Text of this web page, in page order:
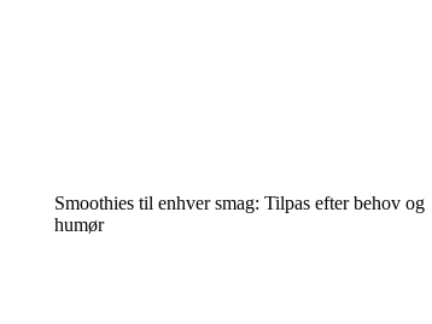
Smoothies til enhver smag: Tilpas efter behov og
humør